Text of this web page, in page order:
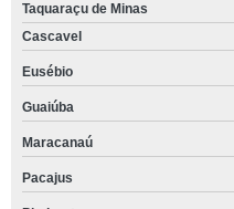
Taquaraçu de Minas
Cascavel
Eusébio
Guaiúba
Maracanaú
Pacajus